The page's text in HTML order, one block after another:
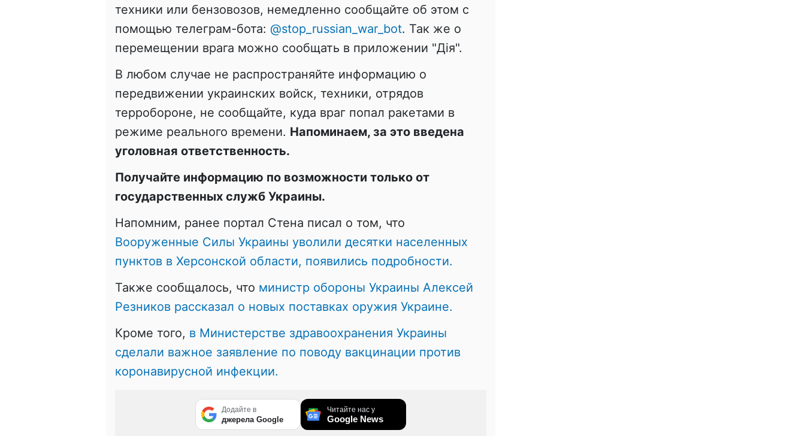
техники или бензовозов, немедленно сообщайте об этом с
помощью телеграм-бота: @stop_russian_war_bot. Так же о
перемещении врага можно сообщать в приложении "Дія".
В любом случае не распространяйте информацию о
передвижении украинских войск, техники, отрядов
терробороне, не сообщайте, куда враг попал ракетами в
режиме реального времени. Напоминаем, за это введена
уголовная ответственность.
Получайте информацию по возможности только от
государственных служб Украины.
Напомним, ранее портал Стена писал о том, что
Вооруженные Силы Украины уволили десятки населенных
пунктов в Херсонской области, появились подробности.
Также сообщалось, что министр обороны Украины Алексей
Резников рассказал о новых поставках оружия Украине.
Кроме того, в Министерстве здравоохранения Украины
сделали важное заявление по поводу вакцинации против
коронавирусной инфекции.
Додайте в
джерела Google
Читайте нас у
Google News